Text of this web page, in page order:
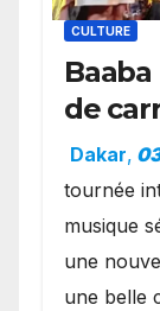
CULTURE
de
royale.
Dakar,
tournée
musique
une
une belle